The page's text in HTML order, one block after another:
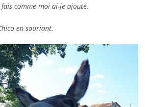
comme moi ai-je ajouté.
en souriant.